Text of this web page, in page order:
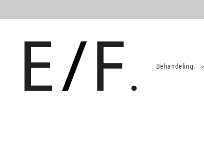
content
Behandeling.